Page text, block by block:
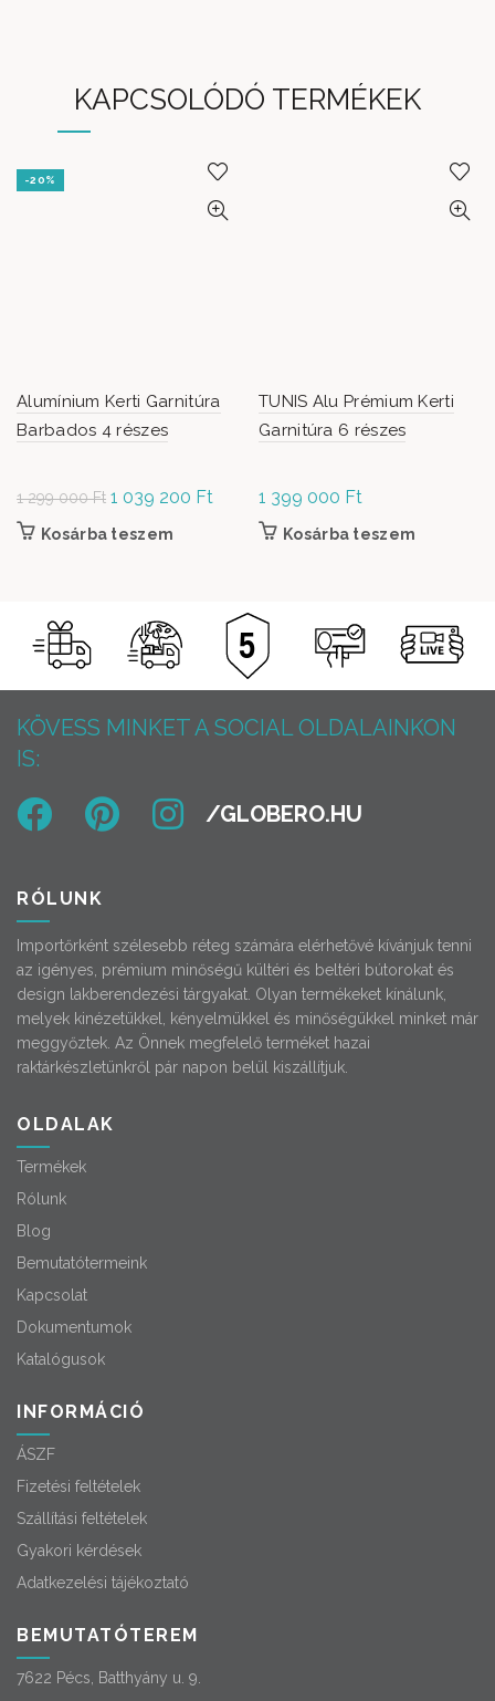
KAPCSOLÓDÓ TERMÉKEK
-20%
Alumínium Kerti Garnitúra
Barbados 4 részes
1 299 000Ft Original
price was: 1
1 039 200 Ft Current
price is:
Kosárba teszem
TUNIS Alu Prémium Kerti
Garnitúra 6 részes
1 399 000 Ft
Kosárba teszem
KÖVESS MINKET A SOCIAL OLDALAINKON
IS:
RÓLUNK
Importőrként szélesebb réteg számára elérhetővé kívánjuk tenni
az igényes, prémium minőségű kültéri és beltéri bútorokat és
design lakberendezési tárgyakat. Olyan termékeket kínálunk,
melyek kinézetükkel, kényelmükkel és minőségükkel minket már
meggyőztek. Az Önnek megfelelő terméket hazai
raktárkészletünkről pár napon belül kiszállítjuk.
OLDALAK
Termékek
Rólunk
Blog
Bemutatótermeink
Kapcsolat
Dokumentumok
Katalógusok
INFORMÁCIÓ
ÁSZF
Fizetési feltételek
Szállítási feltételek
Gyakori kérdések
Adatkezelési tájékoztató
BEMUTATÓTEREM
7622 Pécs, Batthyány u. 9.